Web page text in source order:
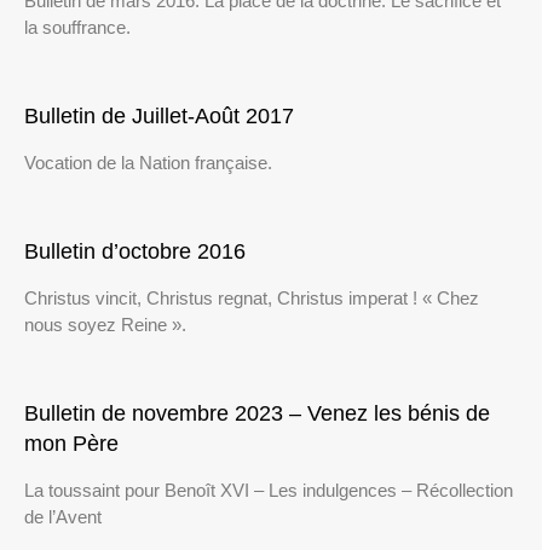
la souffrance.
Bulletin de Juillet-Août 2017
Vocation de la Nation française.
Bulletin d’octobre 2016
Christus vincit, Christus regnat, Christus imperat ! « Chez
nous soyez Reine ».
Bulletin de novembre 2023 – Venez les bénis de
mon Père
La toussaint pour Benoît XVI – Les indulgences – Récollection
de l’Avent